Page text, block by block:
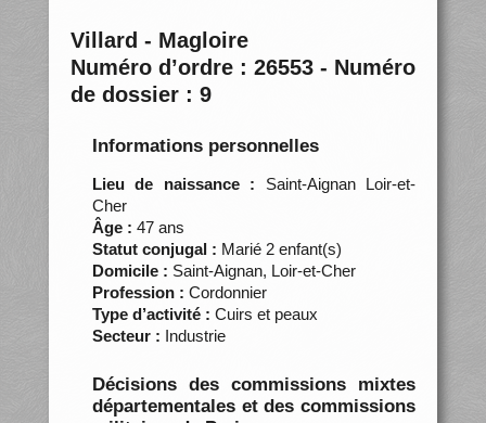
Villard - Magloire
Numéro d’ordre : 26553 - Numéro
de dossier : 9
Informations personnelles
Lieu de naissance : Saint-Aignan Loir-et-
Cher
Âge : 47 ans
Statut conjugal : Marié 2 enfant(s)
Domicile : Saint-Aignan, Loir-et-Cher
Profession : Cordonnier
Type d’activité : Cuirs et peaux
Secteur : Industrie
Décisions des commissions mixtes
départementales et des commissions